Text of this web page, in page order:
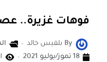
فوهات غزيرة..
By بلقيس خالد
18 تموز/يوليو 2021